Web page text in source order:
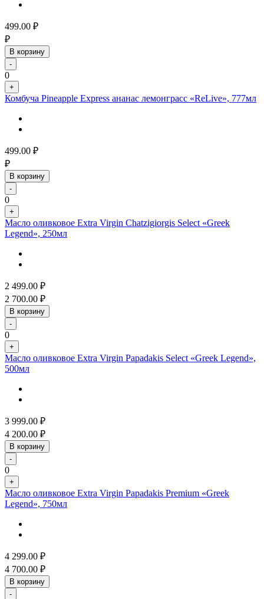
499.00 ₽
₽
В корзину
-
0
+
Комбуча Pineapple Express ананас лемонграсс «ReLive», 777мл
499.00 ₽
₽
В корзину
-
0
+
Масло оливковое Extra Virgin Chatzigiorgis Select «Greek
Legend», 250мл
2 499.00 ₽
2 700.00 ₽
В корзину
-
0
+
Масло оливковое Extra Virgin Papadakis Select «Greek Legend»,
500мл
3 999.00 ₽
4 200.00 ₽
В корзину
-
0
+
Масло оливковое Extra Virgin Papadakis Premium «Greek
Legend», 750мл
4 299.00 ₽
4 700.00 ₽
В корзину
-